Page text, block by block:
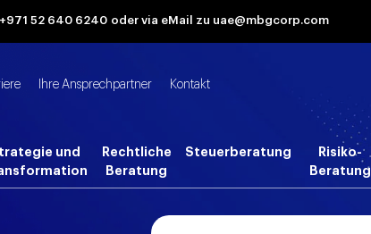
52 640 6240 oder via eMail zu uae@mbgcorp.com
Ihre Ansprechpartner Kontakt
und
Rechtliche
Beratung
Steuerberatung
Risiko-
Beratung